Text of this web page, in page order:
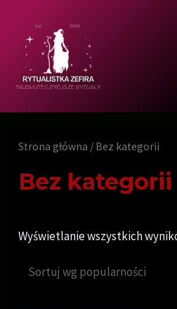
Strona główna / Bez kategorii
Bez kategorii
Wyświetlanie wszystkich